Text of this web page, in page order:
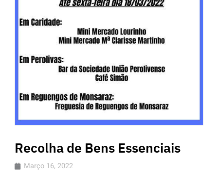
Recolha de Bens Essenciais
Março 16, 2022